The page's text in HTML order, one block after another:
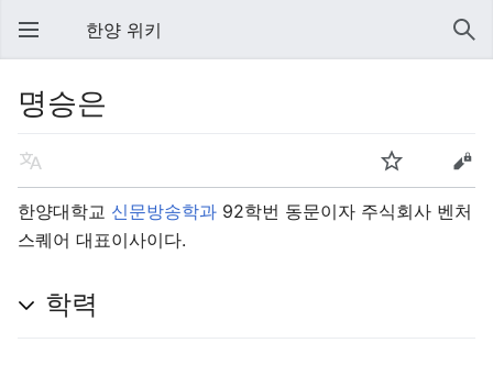
한양 위키
명승은
한양대학교 신문방송학과 92학번 동문이자 주식회사 벤처
스퀘어 대표이사이다.
학력